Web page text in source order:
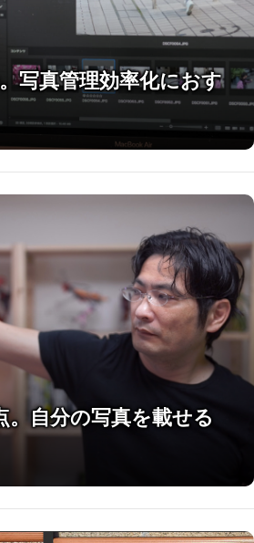
写真管理効率化におす
。自分の写真を載せる